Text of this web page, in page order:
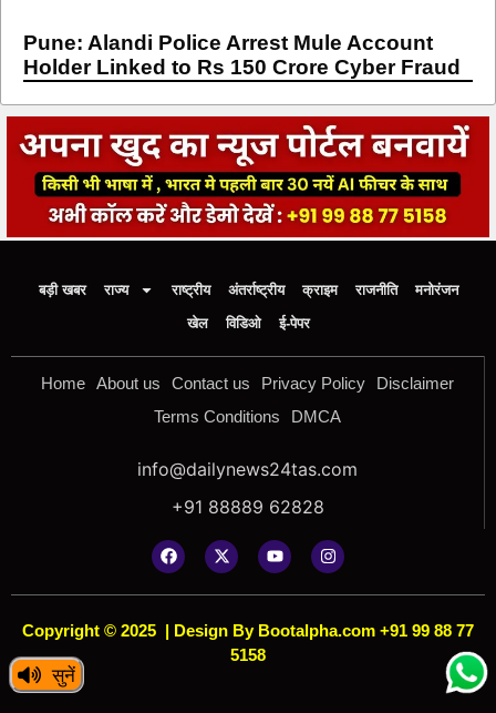
सुनें
Pune: Alandi Police Arrest Mule Account
Holder Linked to Rs 150 Crore Cyber Fraud
बड़ी खबर राज्य राष्ट्रीय अंतर्राष्ट्रीय क्राइम राजनीति
मनोरंजन
खेल
विडिओ ई-पेपर
Home About us Contact us Privacy Policy
Disclaimer
Terms Conditions
DMCA
info@dailynews24tas.com
+91 88889 62828
Copyright © 2025 | Design By Bootalpha.com +91 99 88 77
5158